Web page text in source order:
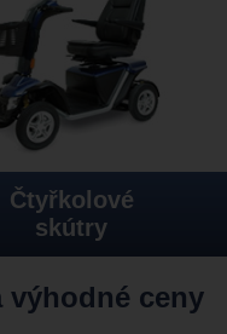
Čtyřkolové
skútry
výhodné ceny